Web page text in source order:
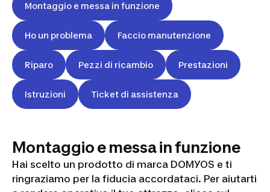
Montaggio e messa in funzione
Ho un problema Faccio manutenzione
Riparo Pezzi di ricambio Prestazioni
Istruzioni Ticket di assistenza
Montaggio e messa in funzione
Hai scelto un prodotto di marca DOMYOS e ti
ringraziamo per la fiducia accordataci. Per aiutarti